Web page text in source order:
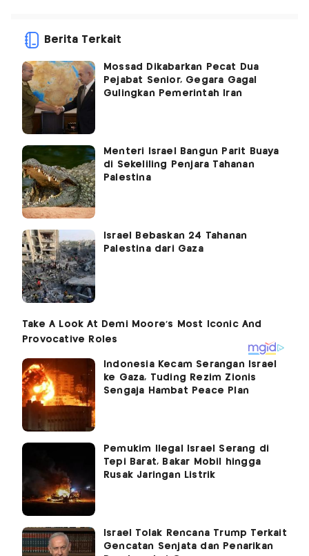
Berita Terkait
Mossad Dikabarkan Pecat Dua
Pejabat Senior, Gegara Gagal
Gulingkan Pemerintah Iran
Menteri Israel Bangun Parit Buaya
di Sekeliling Penjara Tahanan
Palestina
Israel Bebaskan 24 Tahanan
Palestina dari Gaza
Indonesia Kecam Serangan Israel
ke Gaza, Tuding Rezim Zionis
Sengaja Hambat Peace Plan
Pemukim Ilegal Israel Serang di
Tepi Barat, Bakar Mobil hingga
Rusak Jaringan Listrik
Israel Tolak Rencana Trump Terkait
Gencatan Senjata dan Penarikan